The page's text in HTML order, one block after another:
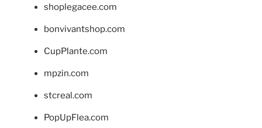
shoplegacee.com
bonvivantshop.com
CupPlante.com
mpzin.com
stcreal.com
PopUpFlea.com